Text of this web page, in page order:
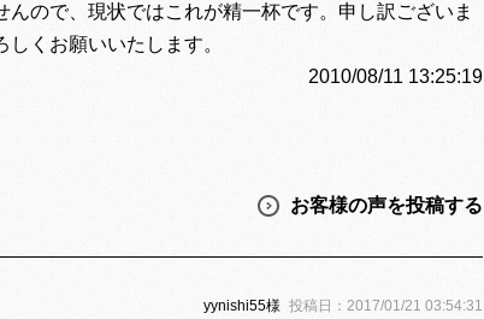
んので、現状ではこれが精一杯です。申し訳ございま
くお願いいたします。
2010/08/11 13:25:19
お客様の声を投稿する
yynishi55様 投稿日：2017/01/21 03:54:31